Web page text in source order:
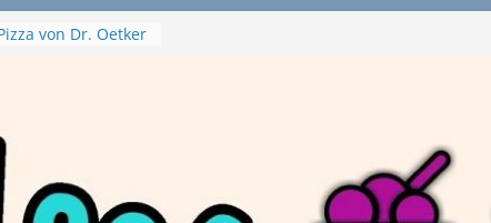
von Dr. Oetker
Nuggets und
wirklich vegan?
Haftbefehl /